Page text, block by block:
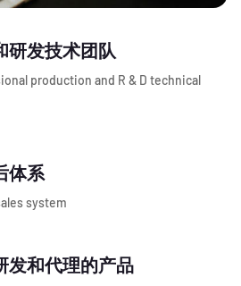
研发技术团队
production and R & D technical
体系
system
发和代理的产品